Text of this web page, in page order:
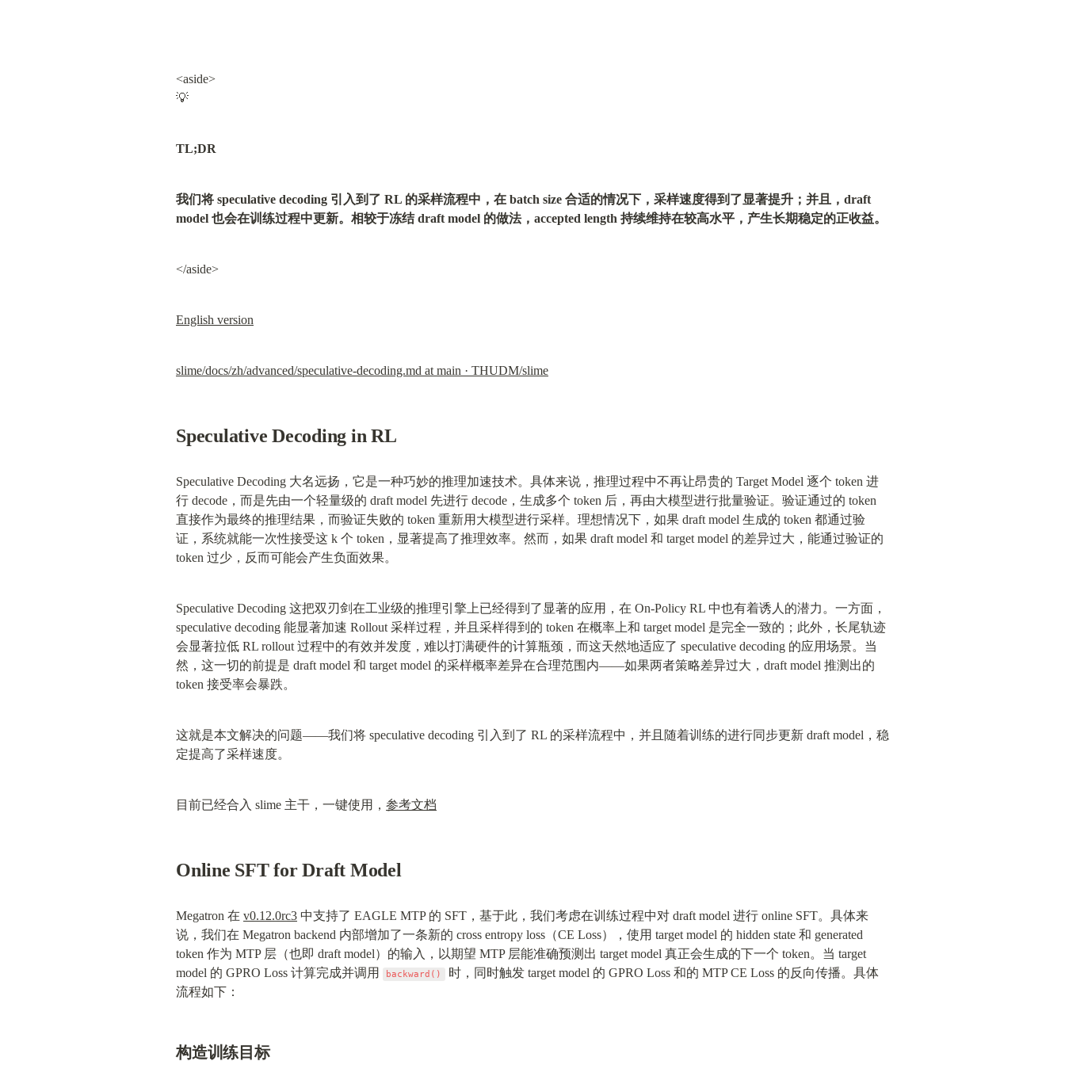
<aside>
💡
TL;DR
我们将 speculative decoding 引入到了 RL 的采样流程中，在 batch size 合适的情况下，采样速度得到了显著提升；并且，draft
model 也会在训练过程中更新。相较于冻结 draft model 的做法，accepted length 持续维持在较高水平，产生长期稳定的正收益。
</aside>
English version
slime/docs/zh/advanced/speculative-decoding.md at main · THUDM/slime
Speculative Decoding in RL
Speculative Decoding 大名远扬，它是一种巧妙的推理加速技术。具体来说，推理过程中不再让昂贵的 Target Model 逐个 token 进
行 decode，而是先由一个轻量级的 draft model 先进行 decode，生成多个 token 后，再由大模型进行批量验证。验证通过的 token
直接作为最终的推理结果，而验证失败的 token 重新用大模型进行采样。理想情况下，如果 draft model 生成的 token 都通过验
证，系统就能一次性接受这 k 个 token，显著提高了推理效率。然而，如果 draft model 和 target model 的差异过大，能通过验证的
token 过少，反而可能会产生负面效果。
Speculative Decoding 这把双刃剑在工业级的推理引擎上已经得到了显著的应用，在 On-Policy RL 中也有着诱人的潜力。一方面，
speculative decoding 能显著加速 Rollout 采样过程，并且采样得到的 token 在概率上和 target model 是完全一致的；此外，长尾轨迹
会显著拉低 RL rollout 过程中的有效并发度，难以打满硬件的计算瓶颈，而这天然地适应了 speculative decoding 的应用场景。当
然，这一切的前提是 draft model 和 target model 的采样概率差异在合理范围内——如果两者策略差异过大，draft model 推测出的
token 接受率会暴跌。
这就是本文解决的问题——我们将 speculative decoding 引入到了 RL 的采样流程中，并且随着训练的进行同步更新 draft model，稳
定提高了采样速度。
目前已经合入 slime 主干，一键使用， 参考文档
Online SFT for Draft Model
Megatron 在 v0.12.0rc3 中支持了 EAGLE MTP 的 SFT，基于此，我们考虑在训练过程中对 draft model 进行 online SFT。具体来
说，我们在 Megatron backend 内部增加了一条新的 cross entropy loss（CE Loss），使用 target model 的 hidden state 和 generated
token 作为 MTP 层（也即 draft model）的输入，以期望 MTP 层能准确预测出 target model 真正会生成的下一个 token。当 target
model 的 GPRO Loss 计算完成并调用
backward()
时，同时触发 target model 的 GPRO Loss 和的 MTP CE Loss 的反向传播。具体
流程如下：
构造训练目标